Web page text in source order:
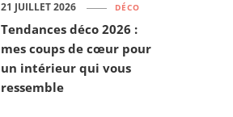
DÉCO
Tendances déco 2026 :
mes coups de cœur pour
un intérieur qui vous
ressemble
21 JUILLET 2026